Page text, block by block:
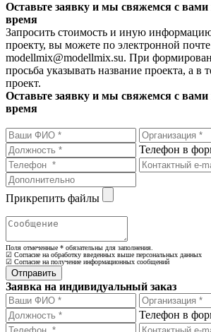
Оставьте заявку и мы свяжемся с
время
Запросить стоимость и иную
проекту, вы можете по электронной почте
modellmix@modellmix.su. При
просьба указывать название проекта, а в
проект.
Оставьте заявку и мы свяжемся с
время
Телефон в
Прикрепить файлы
Поля отмеченные * обязательны для заполнения.
☑ Согласие на обработку введенных выше персональных данных
☑ Согласие на получение информационных сообщений
Заявка на индивидуальный заказ
Телефон в